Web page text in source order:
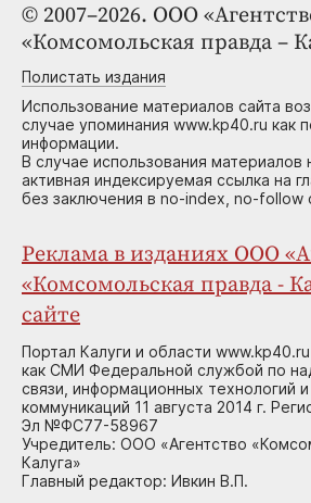
© 2007–2026. ООО
«Комсомольская правда –
Полистать издания
Использование материалов сайта
случае упоминания www.kp40.ru как
информации.
В случае использования материалов
активная индексируемая ссылка на
без заключения в no-index, no-follow
Реклама в изданиях ООО
«Комсомольская правда -
сайте
Портал Калуги и области
как СМИ Федеральной службой по
связи, информационных технологий
коммуникаций 11 августа 2014 г.
Эл №ФС77-58967
Учредитель: ООО «Агентство
Калуга»
Главный редактор: Ивкин В.П.